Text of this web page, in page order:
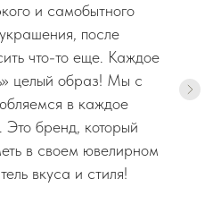
и самобытного
после
что-то еще. Каждое
целый образ! Мы с
в каждое
Это бренд, который
в своем ювелирном
вкуса и стиля!